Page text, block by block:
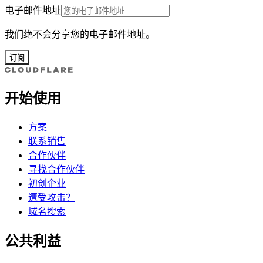
电子邮件地址
我们绝不会分享您的电子邮件地址。
订阅
开始使用
方案
联系销售
合作伙伴
寻找合作伙伴
初创企业
遭受攻击？
域名搜索
公共利益